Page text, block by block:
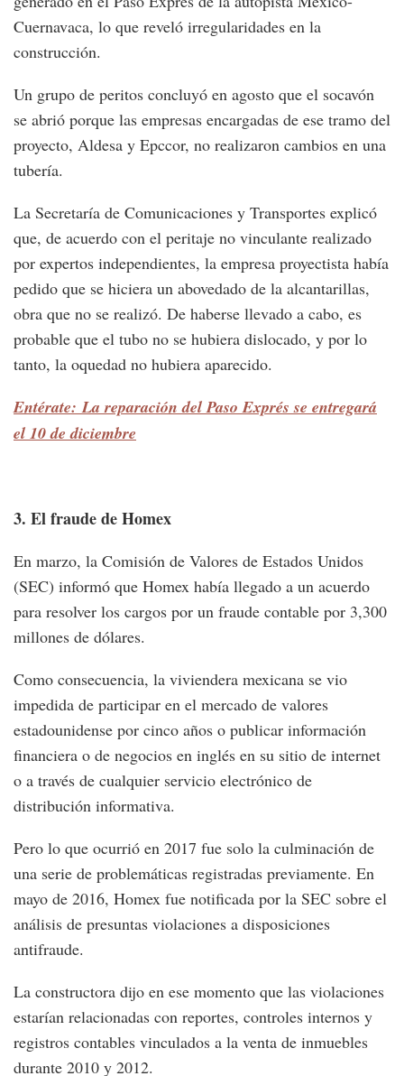
Cuernavaca, lo que reveló irregularidades en la
construcción.
Un grupo de peritos concluyó en agosto que el socavón
se abrió porque las empresas encargadas de ese tramo del
proyecto, Aldesa y Epccor, no realizaron cambios en una
tubería.
La Secretaría de Comunicaciones y Transportes explicó
que, de acuerdo con el peritaje no vinculante realizado
por expertos independientes, la empresa proyectista había
pedido que se hiciera un abovedado de la alcantarillas,
obra que no se realizó. De haberse llevado a cabo, es
probable que el tubo no se hubiera dislocado, y por lo
tanto, la oquedad no hubiera aparecido.
Entérate: La reparación del Paso Exprés se entregará
el 10 de diciembre
3. El fraude de Homex
En marzo, la Comisión de Valores de Estados Unidos
(SEC) informó que Homex había llegado a un acuerdo
para resolver los cargos por un fraude contable por 3,300
millones de dólares.
Como consecuencia, la viviendera mexicana se vio
impedida de participar en el mercado de valores
estadounidense por cinco años o publicar información
financiera o de negocios en inglés en su sitio de internet
o a través de cualquier servicio electrónico de
distribución informativa.
Pero lo que ocurrió en 2017 fue solo la culminación de
una serie de problemáticas registradas previamente. En
mayo de 2016, Homex fue notificada por la SEC sobre el
análisis de presuntas violaciones a disposiciones
antifraude.
La constructora dijo en ese momento que las violaciones
estarían relacionadas con reportes, controles internos y
registros contables vinculados a la venta de inmuebles
durante 2010 y 2012.